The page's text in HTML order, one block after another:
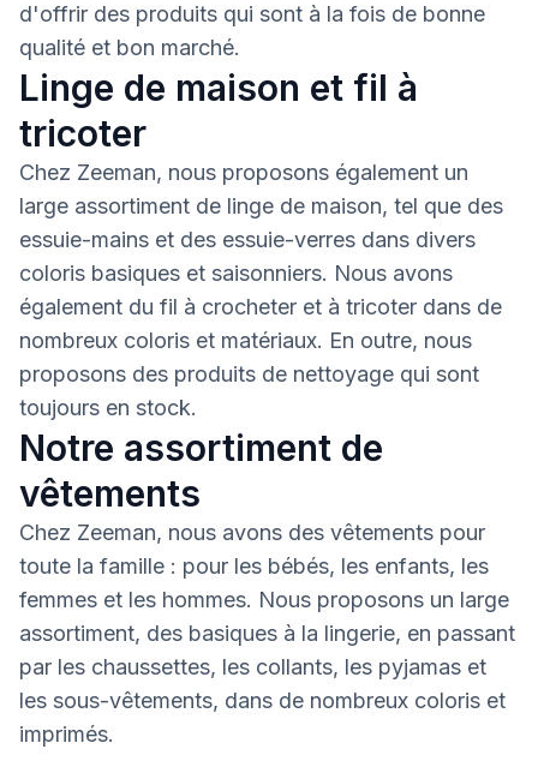
d'offrir des produits qui sont à la fois de bonne
qualité et bon marché.
Linge de maison et fil à
tricoter
Chez Zeeman, nous proposons également un
large assortiment de linge de maison, tel que des
essuie-mains et des essuie-verres dans divers
coloris basiques et saisonniers. Nous avons
également du fil à crocheter et à tricoter dans de
nombreux coloris et matériaux. En outre, nous
proposons des produits de nettoyage qui sont
toujours en stock.
Notre assortiment de
vêtements
Chez Zeeman, nous avons des vêtements pour
toute la famille : pour les bébés, les enfants, les
femmes et les hommes. Nous proposons un large
assortiment, des basiques à la lingerie, en passant
par les chaussettes, les collants, les pyjamas et
les sous-vêtements, dans de nombreux coloris et
imprimés.